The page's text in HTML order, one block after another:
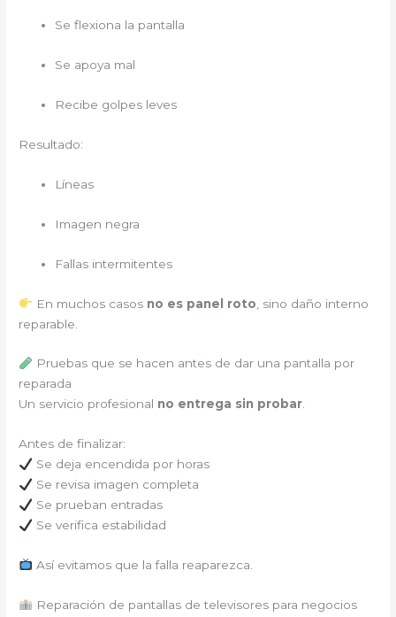
Se flexiona la pantalla
Se apoya mal
Recibe golpes leves
Resultado:
Líneas
Imagen negra
Fallas intermitentes
En muchos casos no es panel roto , sino daño interno
reparable.
Pruebas que se hacen antes de dar una pantalla por
reparada
Un servicio profesional no entrega sin probar.
Antes de finalizar:
Se deja encendida por horas
Se revisa imagen completa
Se prueban entradas
Se verifica estabilidad
Así evitamos que la falla reaparezca.
Reparación de pantallas de televisores para negocios